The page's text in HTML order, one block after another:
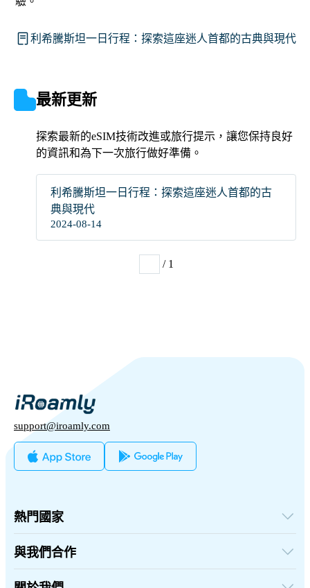
利希騰斯坦一日行程：探索這座迷人首都的古典與現代
最新更新
探索最新的eSIM技術改進或旅行提示，讓您保持良好
的資訊和為下一次旅行做好準備。
利希騰斯坦一日行程：探索這座迷人首都的古
典與現代
2024-08-14
/ 1
support@iroamly.com
熱門國家
美國
英國
土耳其
與我們合作
批發平台
推薦及賺取